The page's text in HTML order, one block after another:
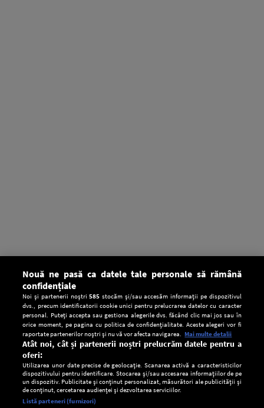
Setări:
Nouă ne pasă ca datele tale personale să rămână
confidențiale
Noi și partenerii noștri585 stocăm și/sau accesăm informații pe dispozitivul
dvs., precum identificatorii cookie unici pentru prelucrarea datelor cu caracter
personal. Puteți accepta sau gestiona alegerile dvs. făcând clic mai jos sau în
orice moment, pe pagina cu politica de confidențialitate. Aceste alegeri vor fi
raportate partenerilor noștri și nu vă vor afecta navigarea. Mai multe detalii
Atât noi, cât și partenerii noștri prelucrăm datele pentru a
oferi:
Utilizarea unor date precise de geolocație. Scanarea activă a caracteristicilor
dispozitivului pentru identificare. Stocarea și/sau accesarea informațiilor de pe
un dispozitiv. Publicitate și conținut personalizat, măsurători ale publicității și
de conținut, cercetarea audienței și dezvoltarea serviciilor.
Listă parteneri (furnizori)